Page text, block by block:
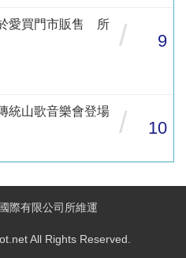
愛買門市販售 所
/ 9
統山歌音樂會登場
/ 10
際有限公司所維運
All Rights Reserved.